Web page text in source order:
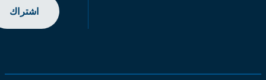
اشتراك